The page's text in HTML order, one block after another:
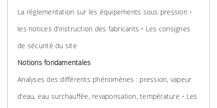
La réglementation sur les équipements sous pression •
les notices d’instruction des fabricants • Les consignes
de sécurité du site
Notions fondamentales
Analyses des différents phénomènes : pression, vapeur
d’eau, eau surchauffée, revaporisation, température • Les